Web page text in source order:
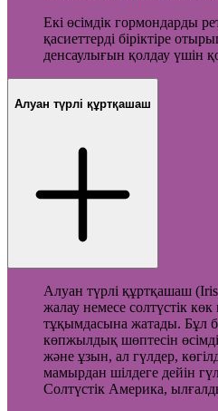
Екі өсімдік гормондарды
қасиеттерді біріктіре
денсаулығын қолдау үшін
Алуан түрлі құртқашаш
Алуан түрлі құртқашаш
жалау немесе солтүстік көк
тұқымдасына жатады. Бұл
көпжылдық шөптесін
және ұзын, ал гүлдер,
мамырдан шілдеге дейін
Солтүстік Америка,